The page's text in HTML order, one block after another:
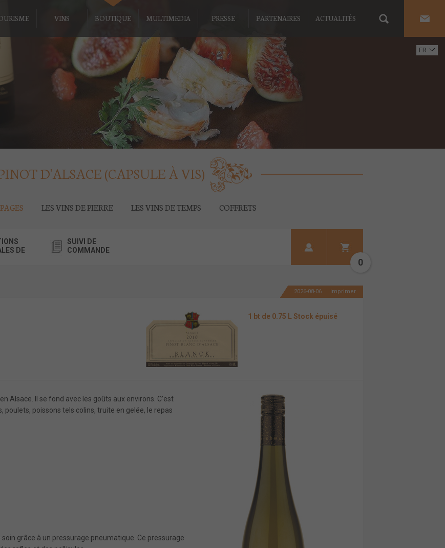
VINS BOUTIQUE MULTIMEDIA PRESSE PARTENAIRES ACTUALITÉS
FR
D'ALSACE (CAPSULE À VIS)
LES VINS DE PIERRE LES VINS DE TEMPS COFFRETS
DE
SUIVI DE
COMMANDE
0
2026-08-06 Imprimer
1 bt de 0.75 L Stock épuisé
Alsace. Il se fond avec les goûts aux environs. C’est
poulets, poissons tels colins, truite en gelée, le repas
grâce à un pressurage pneumatique. Ce pressurage